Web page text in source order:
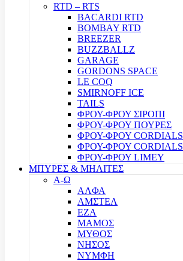
RTD – RTS
BACARDI RTD
BOMBAY RTD
BREEZER
BUZZBALLZ
GARAGE
GORDONS SPACE
LE COQ
SMIRNOFF ICE
TAILS
ΦΡΟΥ-ΦΡΟΥ ΣΙΡΟΠΙ
ΦΡΟΥ-ΦΡΟΥ ΠΟΥΡΕΣ
ΦΡΟΥ-ΦΡΟΥ CORDIALS
ΦΡΟΥ-ΦΡΟΥ CORDIALS
ΦΡΟΥ-ΦΡΟΥ LIMEY
ΜΠΥΡΕΣ & ΜΗΛΙΤΕΣ
Α-Ω
ΑΛΦΑ
ΑΜΣΤΕΛ
ΕΖΑ
ΜΑΜΟΣ
ΜΥΘΟΣ
ΝΗΣΟΣ
ΝΥΜΦΗ